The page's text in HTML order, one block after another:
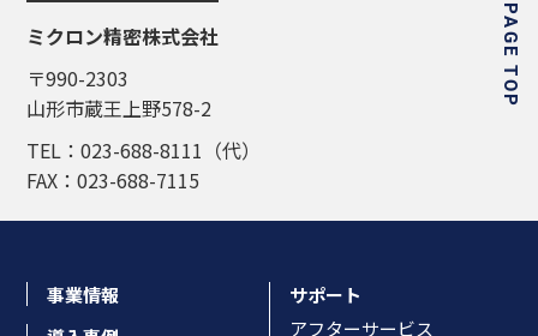
PAGE TOP
ミクロン精密株式会社
〒990-2303
山形市蔵王上野578-2
TEL：023-688-8111（代）
FAX：023-688-7115
事業情報
サポート
アフターサービス